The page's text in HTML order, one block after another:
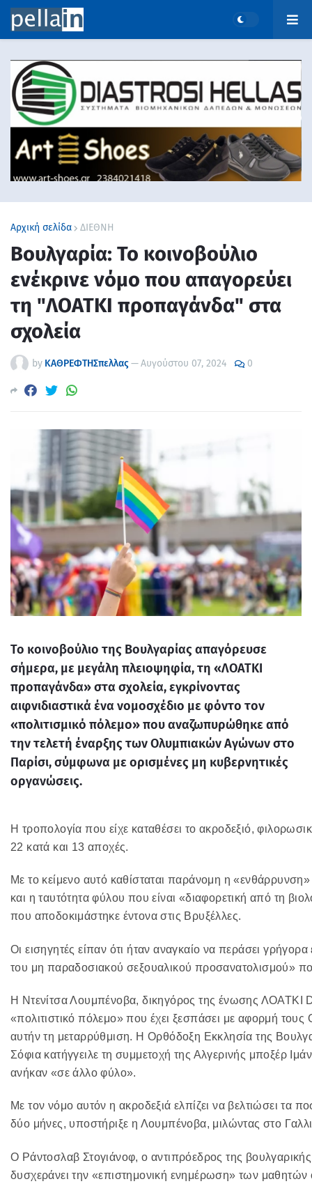
Αρχική σελίδα ΔΙΕΘΝΗ
Βουλγαρία: Το κοινοβούλιο
ενέκρινε νόμο που απαγορεύει
τη "ΛΟΑΤΚΙ προπαγάνδα" στα
σχολεία
by ΚΑΘΡΕΦΤΗΣπελλας—Αυγούστου 07, 2024 0
Το κοινοβούλιο της Βουλγαρίαςαπαγόρευσε
σήμερα, με μεγάλη πλειοψηφία, τη «ΛΟΑΤΚΙ
προπαγάνδα» στα σχολεία, εγκρίνοντας
αιφνιδιαστικά ένα νομοσχέδιο με φόντο τον
«πολιτισμικό πόλεμο» που αναζωπυρώθηκε από
την τελετή έναρξης των Ολυμπιακών Αγώνων στο
Παρίσι, σύμφωνα με ορισμένες μη κυβερνητικές
οργανώσεις.
Η τροπολογία που είχε καταθέσει το ακροδεξιό,
22 κατά και 13 αποχές.
Με το κείμενο αυτό καθίσταται παράνομη η
και η ταυτότητα φύλου που είναι «διαφορετική από τη
που αποδοκιμάστηκε έντονα στις Βρυξέλλες.
Οι εισηγητές είπαν ότι ήταν αναγκαίο να περάσει
του μη παραδοσιακού σεξουαλικού προσανατολισμού»
Η Ντενίτσα Λουμπένοβα, δικηγόρος της ένωσης
«πολιτιστικό πόλεμο» που έχει ξεσπάσει με αφορμή
αυτήν τη μεταρρύθμιση. Η Ορθόδοξη Εκκλησία της
Σόφια κατήγγειλε τη συμμετοχή της Αλγερινής μποξέρ
ανήκαν «σε άλλο φύλο».
Με τον νόμο αυτόν η ακροδεξιά ελπίζει να βελτιώσει τα
δύο μήνες, υποστήριξε η Λουμπένοβα, μιλώντας στο
Ο Ράντοσλαβ Στογιάνοφ, ο αντιπρόεδρος της
δυσχεράνει την «επιστημονική ενημέρωση» των μαθητών